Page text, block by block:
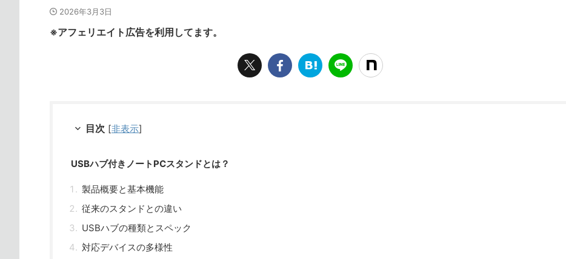
2026年3月3日
※アフェリエイト広告を利用してます。
目次 [非表示]
USBハブ付きノートPCスタンドとは？
製品概要と基本機能
従来のスタンドとの違い
USBハブの種類とスペック
対応デバイスの多様性